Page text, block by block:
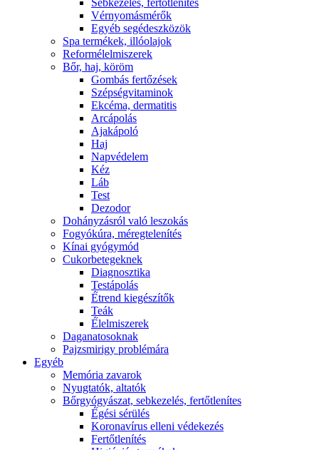
Sebkezelés, fertőtlenítés
Vérnyomásmérők
Egyéb segédeszközök
Spa termékek, illóolajok
Reformélelmiszerek
Bőr, haj, köröm
Gombás fertőzések
Szépségvitaminok
Ekcéma, dermatitis
Arcápolás
Ajakápoló
Haj
Napvédelem
Kéz
Láb
Test
Dezodor
Dohányzásról való leszokás
Fogyókúra, méregtelenítés
Kínai gyógymód
Cukorbetegeknek
Diagnosztika
Testápolás
É́trend kiegészítők
Teák
É́lelmiszerek
Daganatosoknak
Pajzsmirigy problémára
Egyéb
Memória zavarok
Nyugtatók, altatók
Bőrgyógyászat, sebkezelés, fertőtlenítes
É́gési sérülés
Koronavírus elleni védekezés
Fertőtlenítés